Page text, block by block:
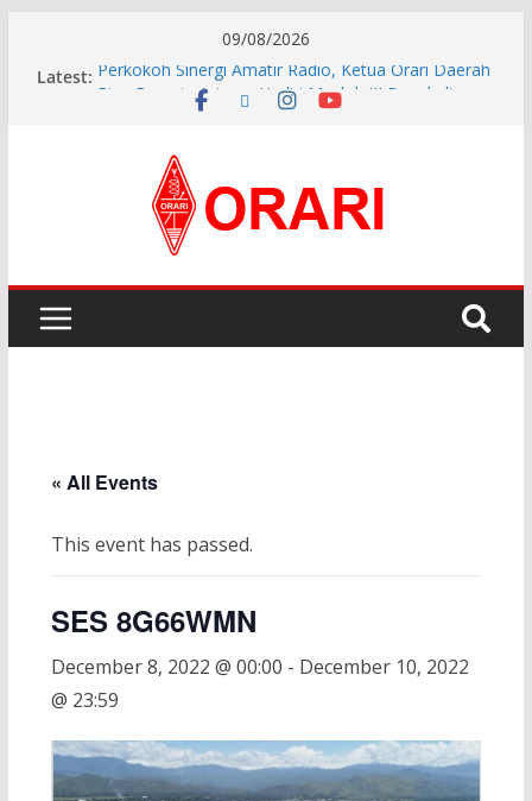
09/08/2026
Latest: Perkokoh Sinergi Amatir Radio, Ketua Orari Daerah
Riau Beserta Jajaran Hadiri Muslok III Bengkalis
Kebencanaan dan Sosial.
INDONESIA AWARD 2026
APG27-3 ( The 3rd Meeting of the APT Conference
Preparatory Group for WRC-27 )
Lokal Bengkalis 2026–2029, Dikukuhkan Langsung
« All Events
This event has passed.
SES 8G66WMN
December 8, 2022 @ 00:00 - December 10, 2022
@ 23:59